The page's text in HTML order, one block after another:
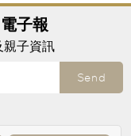
電子報
親子資訊
Send